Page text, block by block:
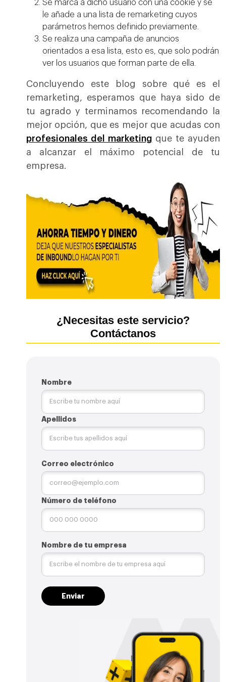
Se marca a dicho usuario con una cookie y se
le añade a una lista de remarketing cuyos
parámetros hemos definido previamente.
Se realiza una campaña de anuncios
orientados a esa lista, esto es, que solo podrán
ver los usuarios que forman parte de ella.
Concluyendo este blog sobre qué es el
remarketing, esperamos que haya sido de
tu agrado y terminamos recomendando la
mejor opción, que es mejor que acudas con
profesionales del marketing que te ayuden
a alcanzar el máximo potencial de tu
empresa.
¿Necesitas este servicio?
Contáctanos
Nombre
Apellidos
Correo electrónico
Número de teléfono
Nombre de tu empresa